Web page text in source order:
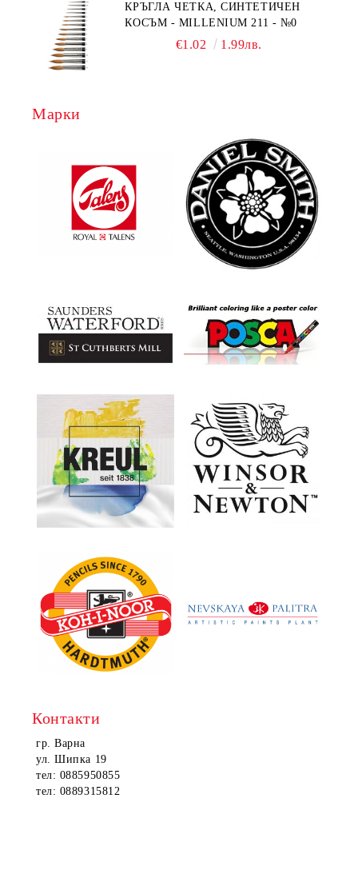
КРЪГЛА ЧЕТКА, СИНТЕТИЧЕН
КОСЪМ - MILLENIUM 211 - №0
€1.02 1.99лв.
Марки
Контакти
гр. Варна
ул. Шипка 19
тел: 0885950855
тел: 0889315812